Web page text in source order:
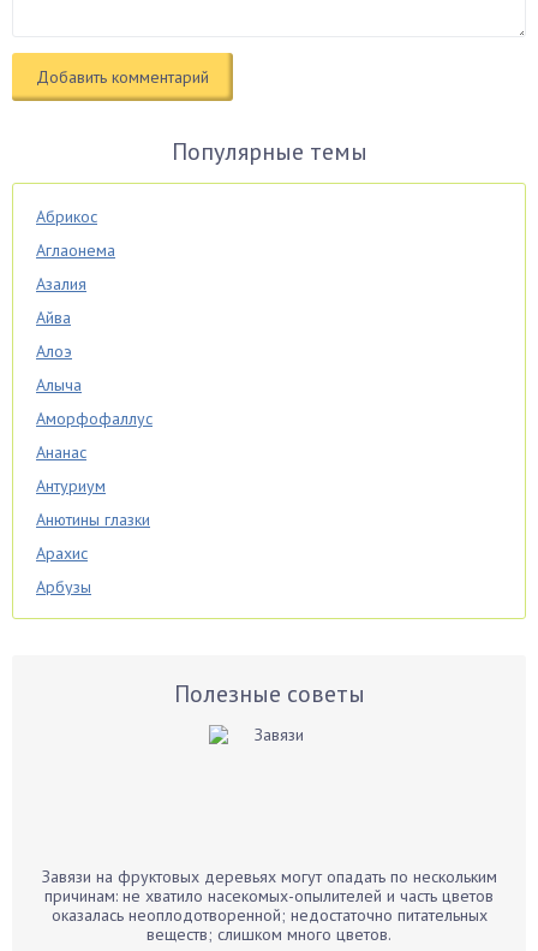
Популярные темы
Абрикос
Аглаонема
Азалия
Айва
Алоэ
Алыча
Аморфофаллус
Ананас
Антуриум
Анютины глазки
Арахис
Арбузы
Аспарагус
Бархатцы
Бегония
Полезные советы
Завязи на фруктовых деревьях могут опадать по нескольким
причинам: не хватило насекомых-опылителей и часть цветов
оказалась неоплодотворенной; недостаточно питательных
веществ; слишком много цветов.